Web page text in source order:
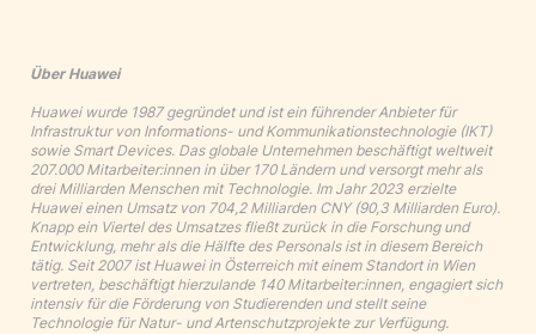
Über Huawei
Huawei wurde 1987 gegründet und ist ein führender Anbieter für
Infrastruktur von Informations- und Kommunikationstechnologie (IKT)
sowie Smart Devices. Das globale Unternehmen beschäftigt weltweit
207.000 Mitarbeiter:innen in über 170 Ländern und versorgt mehr als
drei Milliarden Menschen mit Technologie. Im Jahr 2023 erzielte
Huawei einen Umsatz von 704,2 Milliarden CNY (90,3 Milliarden Euro).
Knapp ein Viertel des Umsatzes fließt zurück in die Forschung und
Entwicklung, mehr als die Hälfte des Personals ist in diesem Bereich
tätig. Seit 2007 ist Huawei in Österreich mit einem Standort in Wien
vertreten, beschäftigt hierzulande 140 Mitarbeiter:innen, engagiert sich
intensiv für die Förderung von Studierenden und stellt seine
Technologie für Natur- und Artenschutzprojekte zur Verfügung.